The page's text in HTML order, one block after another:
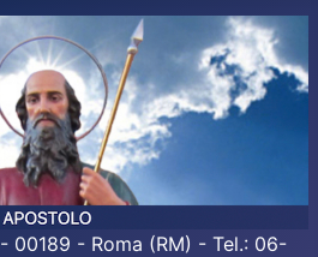
00189 - Roma (RM) - Tel.: 06-